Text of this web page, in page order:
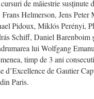
de măiestrie susținute
Helmerson, Jens Peter
Pidoux, Miklós Perényi,
Schiff, Daniel Barenboim
lui Wolfgang
timp de 3 ani
d’Excellence de Gautier
Paris.